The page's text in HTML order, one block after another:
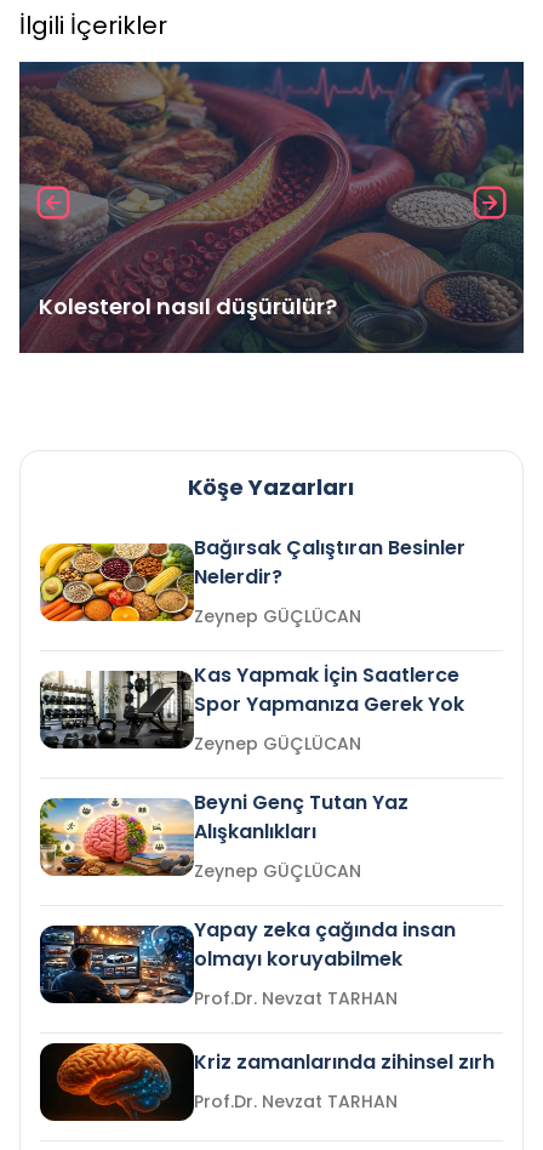
İlgili İçerikler
Kolesterol nasıl düşürülür?
Köşe Yazarları
Bağırsak Çalıştıran Besinler
Nelerdir?
Zeynep GÜÇLÜCAN
Kas Yapmak İçin Saatlerce
Spor Yapmanıza Gerek Yok
Zeynep GÜÇLÜCAN
Beyni Genç Tutan Yaz
Alışkanlıkları
Zeynep GÜÇLÜCAN
Yapay zeka çağında insan
olmayı koruyabilmek
Prof.Dr. Nevzat TARHAN
Kriz zamanlarında zihinsel zırh
Prof.Dr. Nevzat TARHAN